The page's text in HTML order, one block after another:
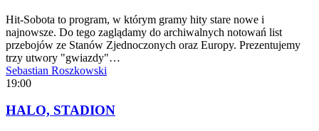
Hit-Sobota to program, w którym gramy hity stare nowe i
najnowsze. Do tego zaglądamy do archiwalnych notowań list
przebojów ze Stanów Zjednoczonych oraz Europy. Prezentujemy
trzy utwory "gwiazdy"…
Sebastian Roszkowski
19:00
HALO, STADION